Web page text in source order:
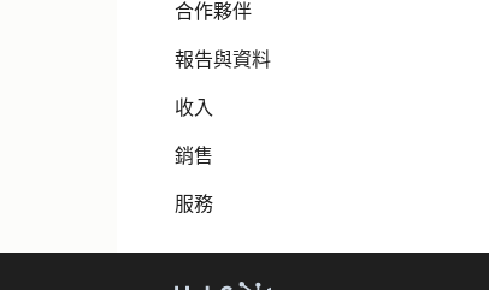
合作夥伴
報告與資料
收入
銷售
服務